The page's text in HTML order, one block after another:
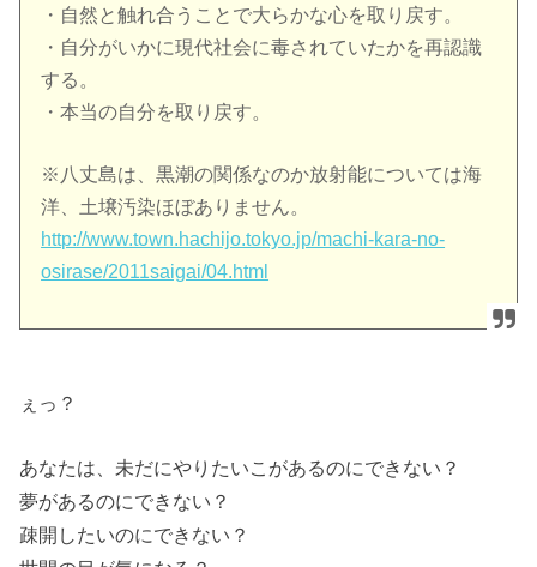
・自然と触れ合うことで大らかな心を取り戻す。
・自分がいかに現代社会に毒されていたかを再認識
する。
・本当の自分を取り戻す。
※八丈島は、黒潮の関係なのか放射能については海
洋、土壌汚染ほぼありません。
http://www.town.hachijo.tokyo.jp/machi-kara-no-
osirase/2011saigai/04.html
ぇっ？
あなたは、未だにやりたいこがあるのにできない？
夢があるのにできない？
疎開したいのにできない？